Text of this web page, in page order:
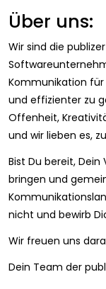
Über uns:
Wir sind die
Kommunikation
und effizienter zu
Offenheit,
und wir lieben es,
Bist Du bereit,
bringen und
nicht und bewirb
Wir freuen uns
Dein Team der